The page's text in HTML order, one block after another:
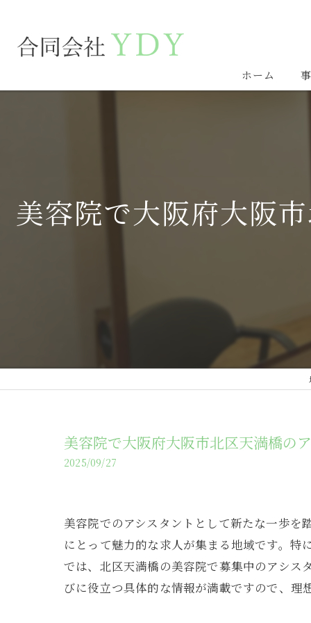
ホーム
美容院で大阪府大阪
美容院で大阪府大阪市北区天満橋の
2025/09/27
美容院でのアシスタントとして新たな一歩
にとって魅力的な求人が集まる地域です。
では、北区天満橋の美容院で募集中のアシス
びに役立つ具体的な情報が満載ですので、